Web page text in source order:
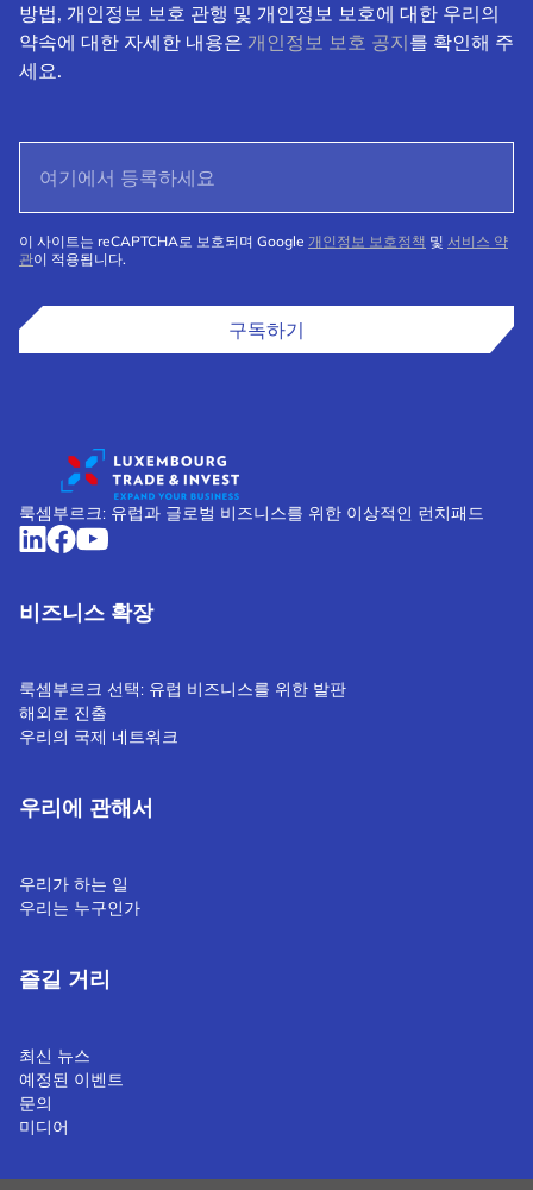
방법, 개인정보 보호 관행 및 개인정보 보호에 대한 우리의
약속에 대한 자세한 내용은 개인정보 보호 공지를 확인해 주
세요.
이 사이트는 reCAPTCHA로 보호되며 Google 개인정보 보호정책 및 서비스 약
관이 적용됩니다.
구독하기
룩셈부르크: 유럽과 글로벌 비즈니스를 위한 이상적인 런치패드
비즈니스 확장
룩셈부르크 선택: 유럽 비즈니스를 위한 발판
해외로 진출
우리의 국제 네트워크
우리에 관해서
우리가 하는 일
우리는 누구인가
즐길 거리
최신 뉴스
예정된 이벤트
문의
미디어